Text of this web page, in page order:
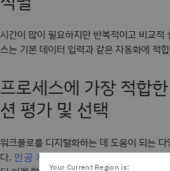
시간이 많이 필요하지만 반복적이고 비교적
스는 기본 데이터 입력과 같은 자동화에 적
프로세스에 가장 적합
션 평가 및 선택
워크플로를 디지털화하는 데 도움이 되는
다. 인공 지능과 같은 고급 솔루션을 사용
Your Current Region is: